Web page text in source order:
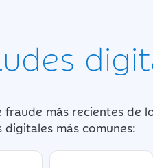
fraude más recientes
más comunes: